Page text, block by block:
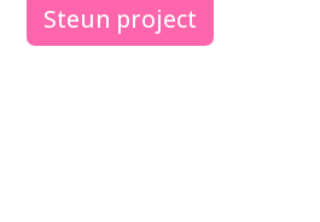
Steun project